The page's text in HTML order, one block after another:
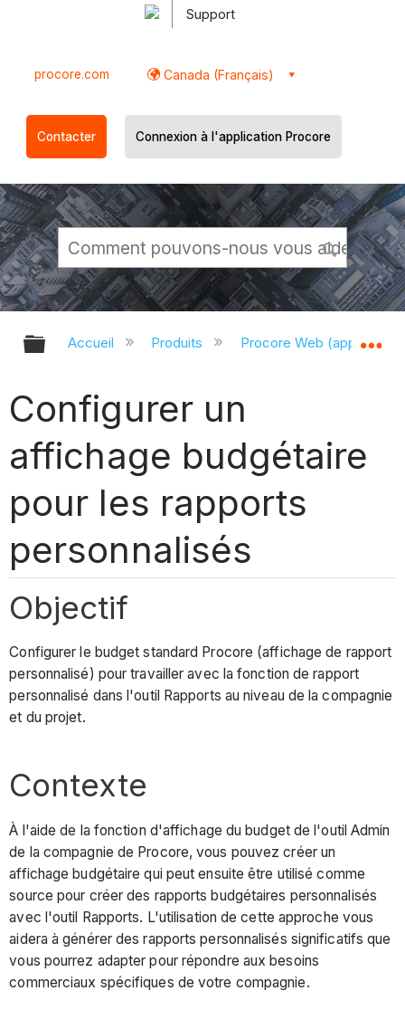
Support
procore.com Canada (Français)
Contacter Connexion à l'application Procore
Développer/réduire la hiérarchie
Accueil Produits Procore Web
Configurer un
affichage budgétaire
pour les rapports
personnalisés
Objectif
Configurer le budget standard Procore (affichage de rapport
personnalisé) pour travailler avec la fonction de rapport
personnalisé dans l'outil Rapports au niveau de la compagnie
et du projet.
Contexte
À l'aide de la fonction d'affichage du budget de l'outil Admin
de la compagnie de Procore, vous pouvez créer un
affichage budgétaire qui peut ensuite être utilisé comme
source pour créer des rapports budgétaires personnalisés
avec l'outil Rapports. L'utilisation de cette approche vous
aidera à générer des rapports personnalisés significatifs que
vous pourrez adapter pour répondre aux besoins
commerciaux spécifiques de votre compagnie.